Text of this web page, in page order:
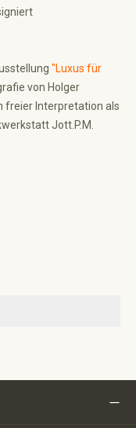
"Luxus für
von Holger
freier Interpretation als
Jott.P.M.